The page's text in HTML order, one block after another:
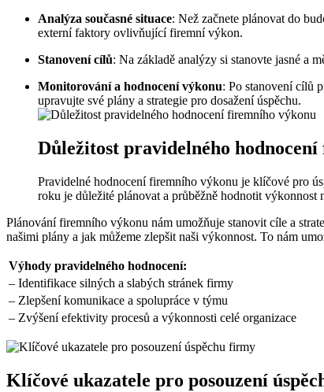
Analýza současné situace: Než začnete plánovat do
externí faktory ovlivňující firemní výkon.
Stanovení cílů: Na základě analýzy si stanovte jasné a
Monitorování a hodnocení výkonu: Po stanovení cílů
upravujte své plány a strategie pro dosažení úspěchu.
Důležitost pravidelného
Pravidelné hodnocení firemního výkonu je klíčové pro
roku je důležité plánovat a průběžně hodnotit výkonnost
Plánování firemního výkonu nám umožňuje stanovit cíle a
našimi plány a jak můžeme zlepšit naši výkonnost. To nám
Výhody pravidelného hodnocení:
– Identifikace silných a slabých stránek firmy
– Zlepšení komunikace a spolupráce v týmu
– Zvýšení efektivity procesů a výkonnosti celé organizace
Klíčové ukazatele pro posouzení